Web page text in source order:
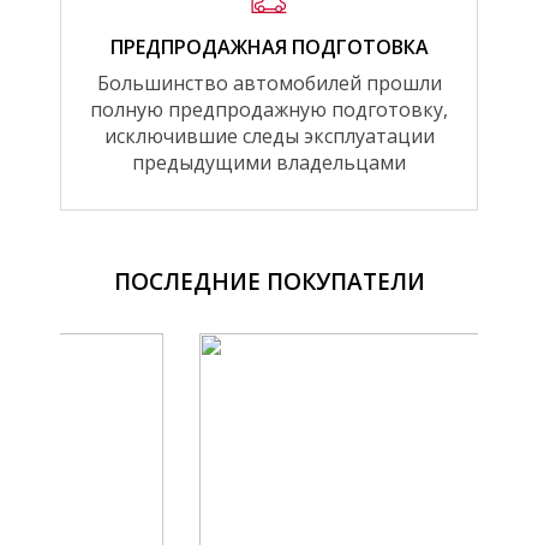
ПРЕДПРОДАЖНАЯ ПОДГОТОВКА
Большинство автомобилей прошли
полную предпродажную подготовку,
исключившие следы эксплуатации
предыдущими владельцами
ПОСЛЕДНИЕ ПОКУПАТЕЛИ